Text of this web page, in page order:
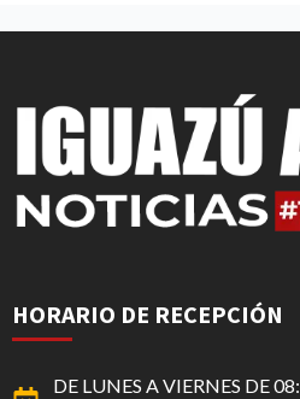
HORARIO DE RECEPCIÓN
DE LUNES A VIERNES DE